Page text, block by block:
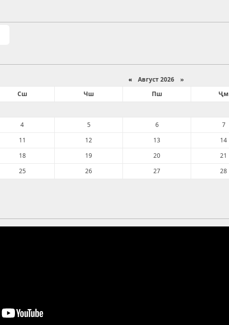
«Август 2026 »
Сш Чш Пш Ҷм
4 5 6 7
11 12 13 14
18 19 20 21
25 26 27 28